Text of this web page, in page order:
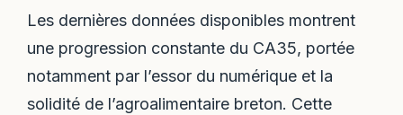
Les dernières données disponibles montrent
une progression constante du CA35, portée
notamment par l’essor du numérique et la
solidité de l’agroalimentaire breton. Cette